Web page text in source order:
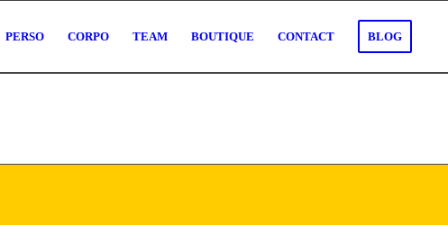
PERSO CORPO TEAM BOUTIQUE CONTACT BLOG